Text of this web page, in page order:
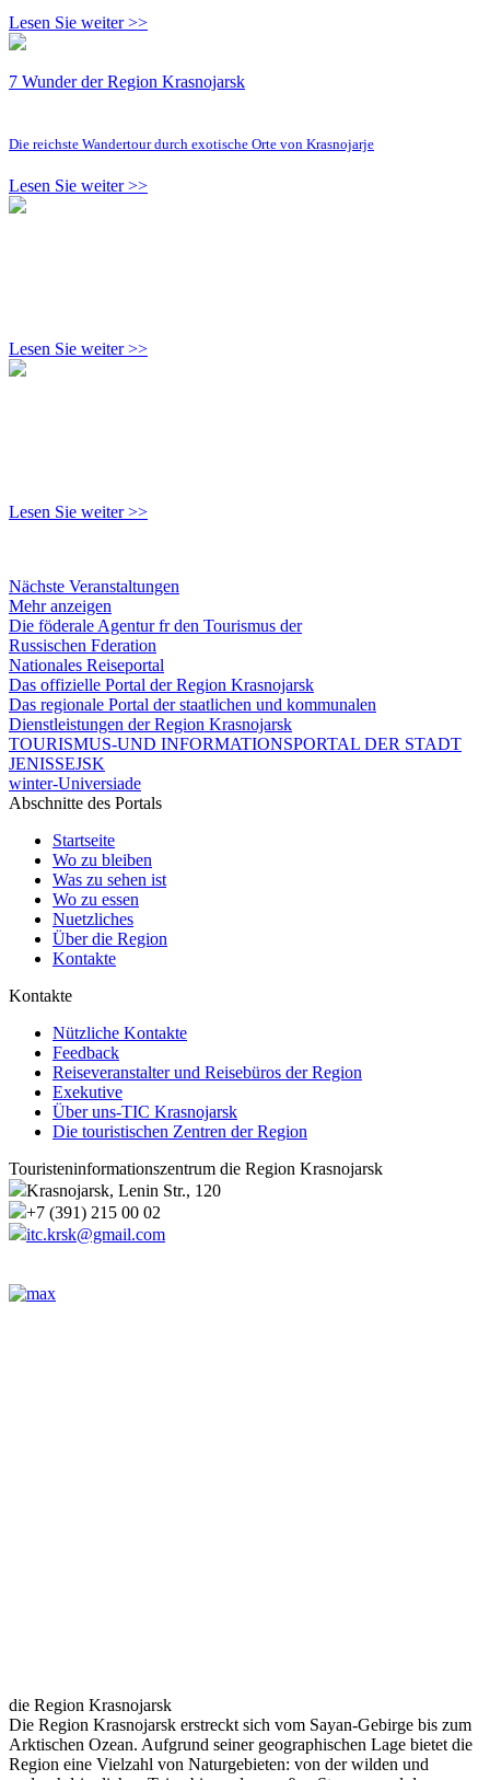
Lesen Sie weiter >>
7 Wunder der Region Krasnojarsk
Die reichste Wandertour durch exotische Orte von Krasnojarje
Lesen Sie weiter >>
Lesen Sie weiter >>
Lesen Sie weiter >>
Nächste Veranstaltungen
Mehr anzeigen
Die föderale Agentur fr den Tourismus der
Russischen Fderation
Nationales Reiseportal
Das offizielle Portal der Region Krasnojarsk
Das regionale Portal der staatlichen und kommunalen
Dienstleistungen der Region Krasnojarsk
TOURISMUS-UND INFORMATIONSPORTAL DER STADT
JENISSEJSK
winter-Universiade
Abschnitte des Portals
Startseite
Wo zu bleiben
Was zu sehen ist
Wo zu essen
Nuetzliches
Über die Region
Kontakte
Kontakte
Nützliche Kontakte
Feedback
Reiseveranstalter und Reisebüros der Region
Exekutive
Über uns-TIC Krasnojarsk
Die touristischen Zentren der Region
Touristeninformationszentrum die Region Krasnojarsk
Krasnojarsk, Lenin Str., 120
+7 (391) 215 00 02
itc.krsk@gmail.com
die Region Krasnojarsk
Die Region Krasnojarsk erstreckt sich vom Sayan-Gebirge bis zum
Arktischen Ozean. Aufgrund seiner geographischen Lage bietet die
Region eine Vielzahl von Naturgebieten: von der wilden und